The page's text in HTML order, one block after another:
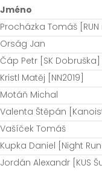
Jméno
Procházka Tomáš
Orság Jan
Čáp Petr [SK Dobruška]
Kristl Matěj [NN2019]
Motáň Michal
Valenta Štěpán
Vašíček Tomáš
Kupka Daniel [Night
Jordán Alexandr [KUS